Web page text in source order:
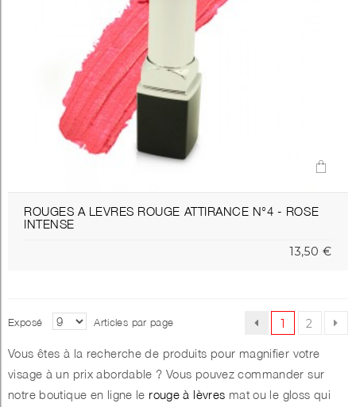
ROUGES A LEVRES ROUGE ATTIRANCE N°4 - ROSE
INTENSE
13,50 €
Exposé Articles par page 1 2
Vous êtes à la recherche de produits pour magnifier votre
visage à un prix abordable ? Vous pouvez commander sur
notre boutique en ligne le rouge à lèvres mat ou le gloss qui